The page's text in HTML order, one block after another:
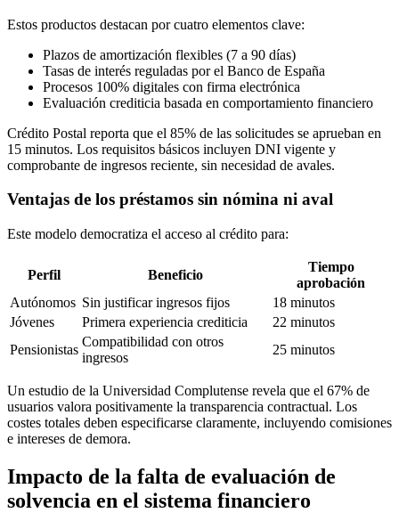
Estos productos destacan por cuatro elementos clave:
Plazos de amortización flexibles (7 a 90 días)
Tasas de interés reguladas por el Banco de España
Procesos 100% digitales con firma electrónica
Evaluación crediticia basada en comportamiento financiero
Crédito Postal reporta que el 85% de las solicitudes se aprueban en
15 minutos. Los requisitos básicos incluyen DNI vigente y
comprobante de ingresos reciente, sin necesidad de avales.
Ventajas de los préstamos sin nómina ni aval
Este modelo democratiza el acceso al crédito para:
Perfil Beneficio
Tiempo
aprobación
Autónomos Sin justificar ingresos fijos
18 minutos
Jóvenes
Primera experiencia crediticia
22 minutos
Pensionistas
Compatibilidad con otros
ingresos
25 minutos
Un estudio de la Universidad Complutense revela que el 67% de
usuarios valora positivamente la transparencia contractual. Los
costes totales deben especificarse claramente, incluyendo comisiones
e intereses de demora.
Impacto de la falta de evaluación de
solvencia en el sistema financiero